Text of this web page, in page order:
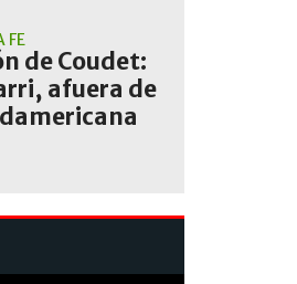
FE
de Coudet:
afuera de